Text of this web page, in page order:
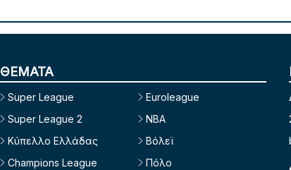
ΘΕΜΑΤΑ
Super League
Super League 2
Κύπελλο Ελλάδας
Champions League
Euroleague
NBA
Βόλεϊ
Πόλο